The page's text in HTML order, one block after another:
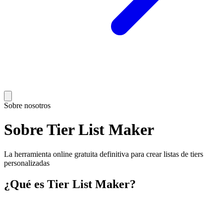
Sobre nosotros
Sobre Tier List Maker
La herramienta online gratuita definitiva para crear listas de tiers
personalizadas
¿Qué es Tier List Maker?